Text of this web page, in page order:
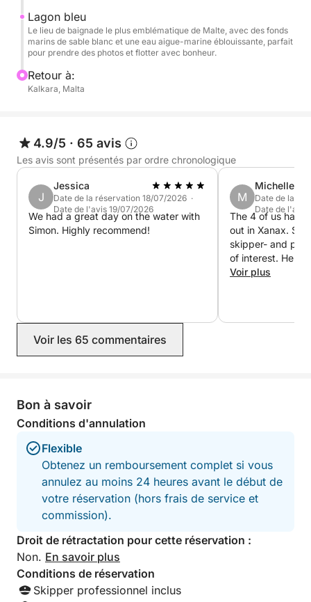
Lagon bleu
Le lieu de baignade le plus emblématique de Malte, avec des fonds
marins de sable blanc et une eau aigue-marine éblouissante, parfait
pour prendre des photos et flotter avec bonheur.
Retour à:
Kalkara, Malta
4.9/5 · 65 avis
Les avis sont présentés par ordre chronologique
J
Jessica
Date de la réservation 18/07/2026 ·
Date de l'avis 19/07/2026
We had a great day on the water with
Simon. Highly recommend!
M
Michelle
Date de la
Date de
The 4 of us had a most wonderful day
out in Xanax.
skipper- and
of interest. He
some fabulous
Voir plus
Voir les 65 commentaires
Bon à savoir
Conditions d'annulation
Flexible
Obtenez un remboursement complet si vous
annulez au moins 24 heures avant le début de
votre réservation (hors frais de service et
commission).
Droit de rétractation pour cette réservation :
Non. En savoir plus
Conditions de réservation
Skipper professionnel inclus